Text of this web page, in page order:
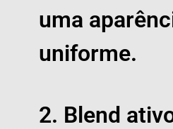
uma
uniforme.
2. Blend